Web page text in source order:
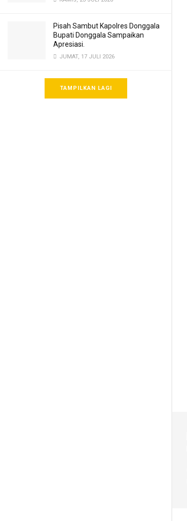
Pisah Sambut Kapolres Donggala
Bupati Donggala Sampaikan
Apresiasi.
JUMAT, 17 JULI 2026
TAMPILKAN LAGI